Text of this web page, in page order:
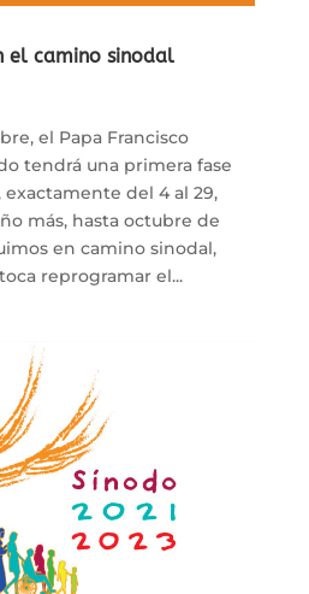
el camino sinodal
el Papa Francisco
tendrá una primera fase
del 4 al 29,
más, hasta octubre de
en camino sinodal,
reprogramar el...